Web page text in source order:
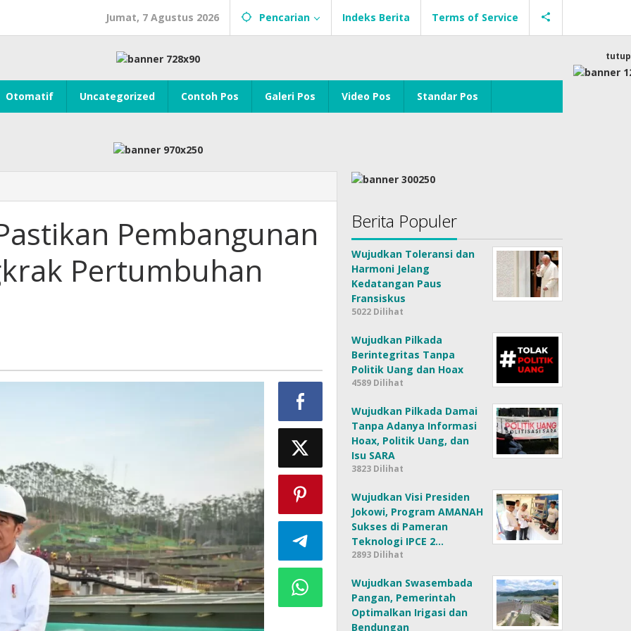
Jumat, 7 Agustus 2026 Pencarian Indeks Berita Terms of Service
Otomatif Uncategorized Contoh Pos Galeri Pos Video Pos Standar Pos
tutup
Pembangunan
Pertumbuhan
Berita Populer
Wujudkan Toleransi dan
Harmoni Jelang
Kedatangan Paus
Fransiskus
5022 Dilihat
Wujudkan Pilkada
Berintegritas Tanpa
Politik Uang dan Hoax
4589 Dilihat
Wujudkan Pilkada Damai
Tanpa Adanya Informasi
Hoax, Politik Uang, dan
Isu SARA
3823 Dilihat
Wujudkan Visi Presiden
Jokowi, Program AMANAH
Sukses di Pameran
Teknologi IPCE 2…
2893 Dilihat
Wujudkan Swasembada
Pangan, Pemerintah
Optimalkan Irigasi dan
Bendungan